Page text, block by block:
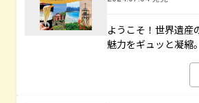
ようこそ！世界遺産
魅力をギュッと凝縮